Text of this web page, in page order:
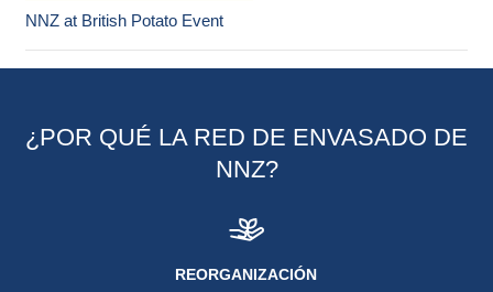
NNZ at British Potato Event
¿POR QUÉ LA RED DE ENVASADO DE
NNZ?
REORGANIZACIÓN